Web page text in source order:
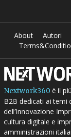
About Autori
Nextwork360è il
B2B dedicati ai temi
dell’Innovazione
cultura digitale e
amministrazioni